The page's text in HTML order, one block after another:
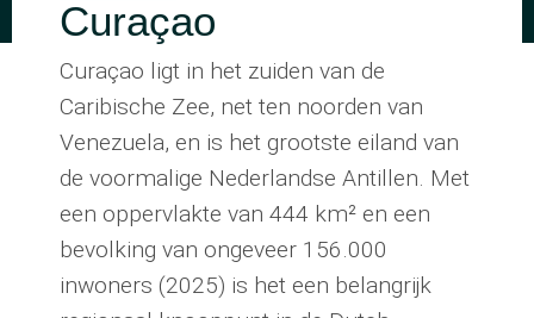
Curaçao
Curaçao ligt in het zuiden van de
Caribische Zee, net ten noorden van
Venezuela, en is het grootste eiland van
de voormalige Nederlandse Antillen. Met
een oppervlakte van 444 km² en een
bevolking van ongeveer 156.000
inwoners (2025) is het een belangrijk